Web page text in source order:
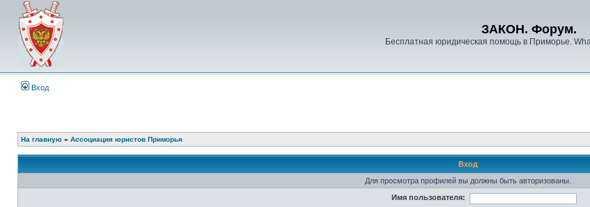
ЗАКОН. Форум.
Бесплатная юридическая помощь в Приморье.
Вход
На главную » Ассоциация юристов Приморья
Вход
Для просмотра профилей вы должны быть авторизованы.
Имя пользователя: